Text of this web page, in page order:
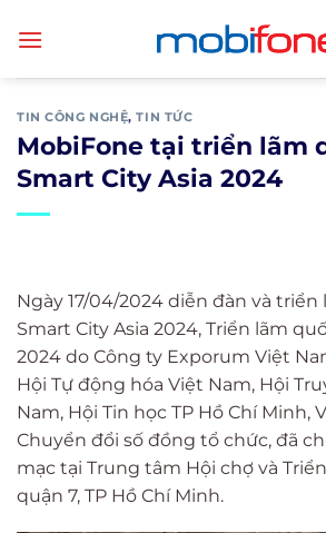
TIN CÔNG NGHỆ,TIN TỨC
MobiFone tại triển lãm
Smart City Asia 2024
Ngày 17/04/2024 diễn đàn và
Smart City Asia 2024, Triển lãm
2024 do Công ty Exporum Việt
Hội Tự động hóa Việt Nam, Hội
Nam, Hội Tin học TP Hồ Chí Minh,
Chuyển đổi số đồng tổ chức, đã
mạc tại Trung tâm Hội chợ và
quận 7, TP Hồ Chí Minh.